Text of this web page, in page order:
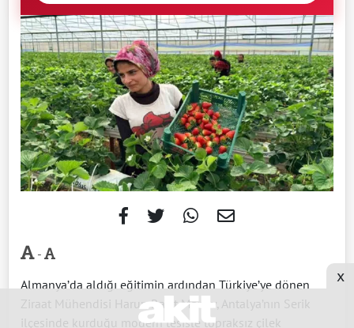
-
Almanya’da aldığı eğitimin ardından Türkiye’ye dönen
Ziraat Mühendisi Harun Raşit Manav, Antalya’nın Serik
ilçesinde kurduğu modern tesisle topraksız çilek
x